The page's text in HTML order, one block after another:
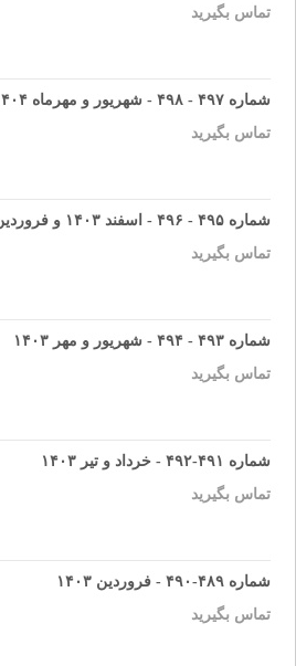
تماس بگیرید
شماره ۴۹۷ - ۴۹۸ - شهریور و مهرماه ۱۴۰۴
تماس بگیرید
شماره ۴۹۵ - ۴۹۶ - اسفند ۱۴۰۳ و فروردین ۱۴۰۴
تماس بگیرید
شماره ۴۹۳ - ۴۹۴ - شهریور و مهر ۱۴۰۳
تماس بگیرید
شماره ۴۹۱-۴۹۲ - خرداد و تیر ۱۴۰۳
تماس بگیرید
شماره ۴۸۹-۴۹۰ - فروردین ۱۴۰۳
تماس بگیرید